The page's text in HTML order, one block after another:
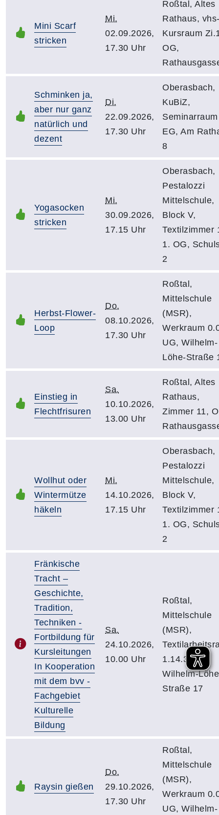
Mini Scarf
stricken
Mi.
02.09.2026,
17.30 Uhr
Roßtal, Altes
Rathaus,
Kursraum
OG,
Schminken ja,
aber nur ganz
natürlich und
dezent
Di.
22.09.2026,
17.30 Uhr
Oberasbach,
KuBiZ,
Seminarraum
EG, Am
8
Yogasocken
stricken
Mi.
30.09.2026,
17.15 Uhr
Oberasbach,
Pestalozzi
Mittelschule,
Block V,
Textilzimmer
1. OG,
2
Herbst-Flower-
Loop
Do.
08.10.2026,
17.30 Uhr
Roßtal,
Mittelschule
(MSR),
Werkraum
UG, Wilhelm-
Löhe-Straße
Einstieg in
Flechtfrisuren
Sa.
10.10.2026,
13.00 Uhr
Roßtal, Altes
Rathaus,
Zimmer 11,
Wollhut oder
Wintermütze
häkeln
Mi.
14.10.2026,
17.15 Uhr
Oberasbach,
Pestalozzi
Mittelschule,
Block V,
Textilzimmer
1. OG,
2
Fränkische
Tracht –
Geschichte,
Tradition,
Techniken -
Fortbildung für
Kursleitungen
In Kooperation
mit dem bvv -
Fachgebiet
Kulturelle
Bildung
Sa.
24.10.2026,
10.00 Uhr
Roßtal,
Mittelschule
(MSR),
1.14.3, EG,
Wilhelm-
Straße 17
Raysin gießen
Do.
29.10.2026,
17.30 Uhr
Roßtal,
Mittelschule
(MSR),
Werkraum
UG, Wilhelm-